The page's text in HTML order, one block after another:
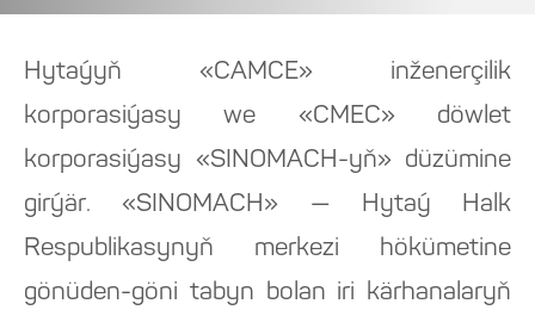
Hytaýyň «CAMCE» inženerçilik
korporasiýasy we «CMEC» döwlet
korporasiýasy «SINOMACH-yň» düzümine
girýär. «SINOMACH» — Hytaý Halk
Respublikasynyň merkezi hökümetine
gönüden-göni tabyn bolan iri kärhanalaryň